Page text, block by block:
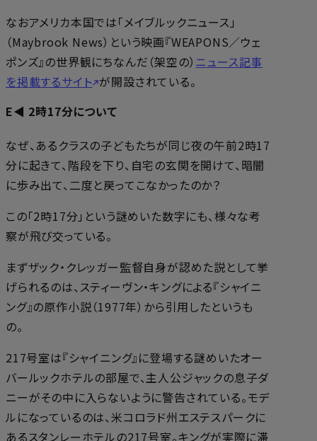
なおアメリカ本国では「メイブルックニュース」
（Maybrook News）という映画『WEAPONS／ウェ
ポンズ』の世界観にちなんだ（架空の） ニュース記事
を掲載するサイト が開設されている。
E◀ 2時17分について
なぜ、あるクラスの子どもたちが同じ夜の午前2時17
分に起きて、階段を下り、自宅の玄関を開けて、暗闇
に歩み出て、二度と戻ってこなかったのか？
この「2時17分」という謎めいた数字にも、様々な考
察が飛び交っている。
まずザック・クレッガー監督自身が認めた説として挙
げられるのは、スティーヴン・キングによる『シャイニ
ング』の原作小説（1977年）から引用したというも
の。
217号室は『シャイニング』に登場する謎めいたオー
バールックホテルの部屋で、主人公ジャックの息子ダ
ニーがその中に入らないように警告されている。モデ
ルになっているのは、米コロラド州エステスパークに
あるスタンレーホテルの217号室。キングが実際に滞